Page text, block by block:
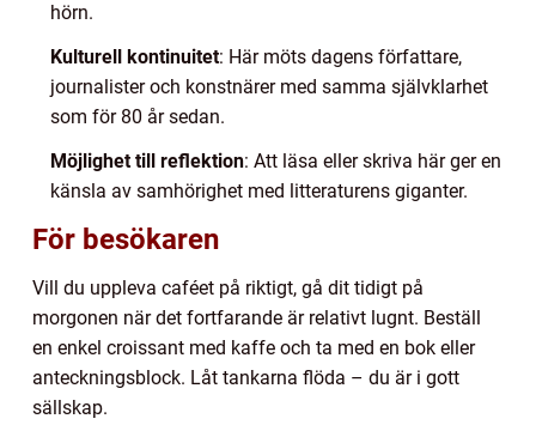
hörn.
Kulturell kontinuitet: Här möts dagens författare,
journalister och konstnärer med samma självklarhet
som för 80 år sedan.
Möjlighet till reflektion: Att läsa eller skriva här ger en
känsla av samhörighet med litteraturens giganter.
För besökaren
Vill du uppleva caféet på riktigt, gå dit tidigt på
morgonen när det fortfarande är relativt lugnt. Beställ
en enkel croissant med kaffe och ta med en bok eller
anteckningsblock. Låt tankarna flöda – du är i gott
sällskap.